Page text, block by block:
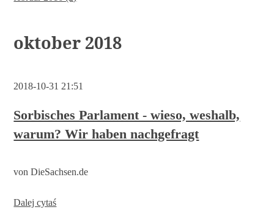
oktober 2018
2018-10-31 21:51
Sorbisches Parlament - wieso, weshalb,
warum? Wir haben nachgefragt
von DieSachsen.de
Dalej cytaś